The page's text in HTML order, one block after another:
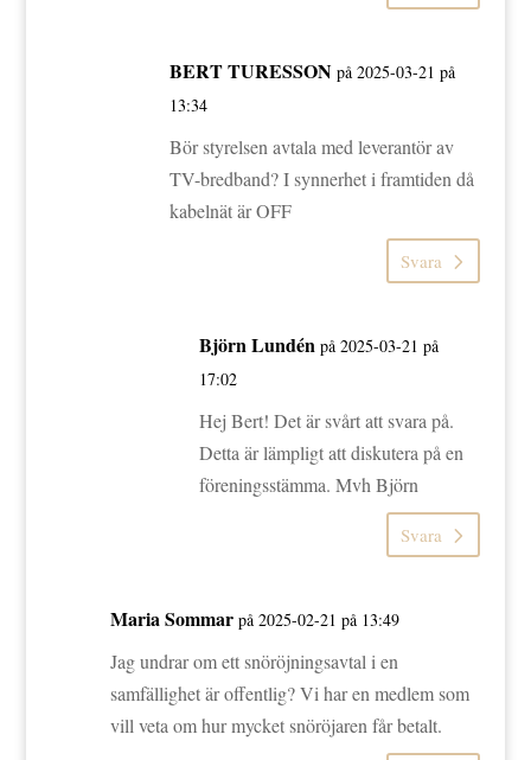
BERT TURESSON på 2025-03-21 på
13:34
Bör styrelsen avtala med leverantör av
TV-bredband? I synnerhet i framtiden då
kabelnät är OFF
Svara
Björn Lundén på 2025-03-21 på
17:02
Hej Bert! Det är svårt att svara på.
Detta är lämpligt att diskutera på en
föreningsstämma. Mvh Björn
Svara
Maria Sommar på 2025-02-21 på 13:49
Jag undrar om ett snöröjningsavtal i en
samfällighet är offentlig? Vi har en medlem som
vill veta om hur mycket snöröjaren får betalt.